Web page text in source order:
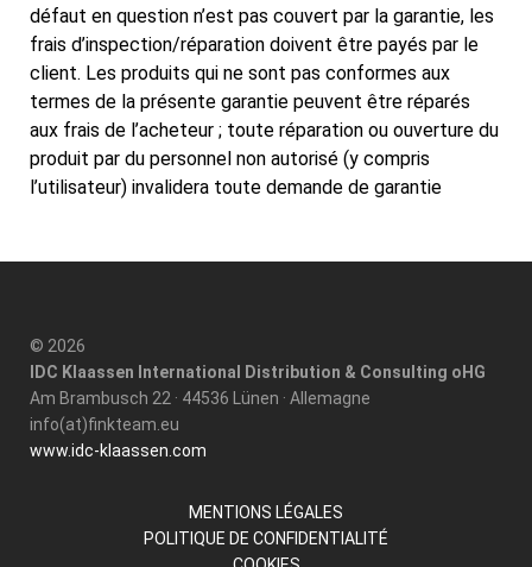
défaut en question n’est pas couvert par la garantie, les
frais d’inspection/réparation doivent être payés par le
client. Les produits qui ne sont pas conformes aux
termes de la présente garantie peuvent être réparés
aux frais de l’acheteur ; toute réparation ou ouverture du
produit par du personnel non autorisé (y compris
l’utilisateur) invalidera toute demande de garantie
© 2026
IDC Klaassen International Distribution & Consulting oHG
Am Brambusch 22 · 44536 Lünen · Allemagne
info(at)finkteam.eu
www.idc-klaassen.com
MENTIONS LÉGALES
POLITIQUE DE CONFIDENTIALITÉ